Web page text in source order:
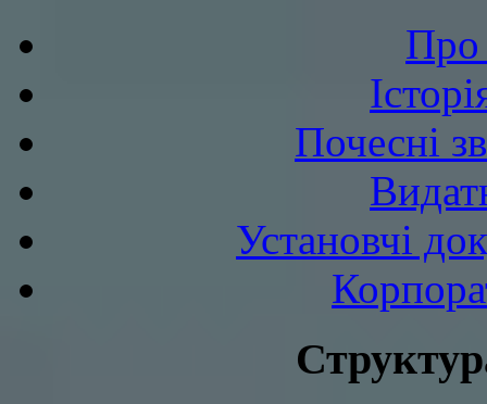
Про
Почесні
Установчі